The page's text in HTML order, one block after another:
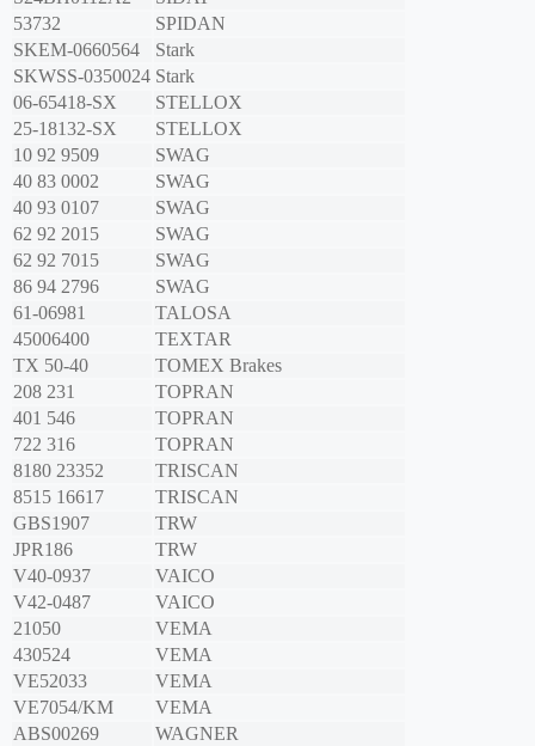
53732
SPIDAN
SKEM-0660564
Stark
SKWSS-0350024 Stark
06-65418-SX
STELLOX
25-18132-SX
STELLOX
10 92 9509
SWAG
40 83 0002
SWAG
40 93 0107
SWAG
62 92 2015
SWAG
62 92 7015
SWAG
86 94 2796
SWAG
61-06981
TALOSA
45006400
TEXTAR
TX 50-40
TOMEX Brakes
208 231
TOPRAN
401 546
TOPRAN
722 316
TOPRAN
8180 23352
TRISCAN
8515 16617
TRISCAN
GBS1907
TRW
JPR186
TRW
V40-0937
VAICO
V42-0487
VAICO
21050
VEMA
430524
VEMA
VE52033
VEMA
VE7054/KM
VEMA
ABS00269
WAGNER